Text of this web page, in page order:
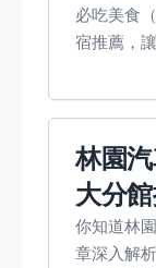
必吃美食
宿推薦，
林園
大分
你知道林
章深入解